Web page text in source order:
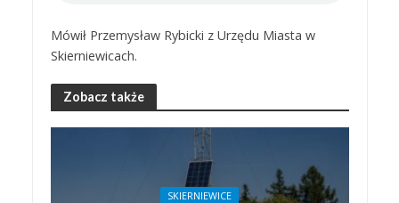
Mówił Przemysław Rybicki z Urzędu Miasta w
Skierniewicach.
Zobacz także
SKIERNIEWICE